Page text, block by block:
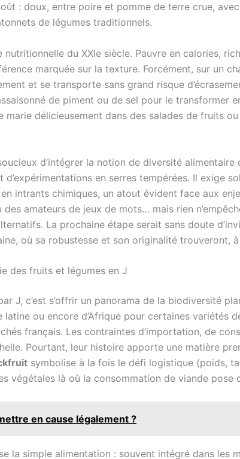
: doux, entre poire et pomme de terre crue,
de légumes traditionnels.
du XXIe siècle. Pauvre en calories,
marquée sur la texture. Forcément, sur un
et se transporte sans grand risque
de piment ou de sel pour le transformer
marie délicieusement dans des salades de fruits
d’intégrer la notion de diversité alimentaire
d’expérimentations en serres tempérées. Il exige
intrants chimiques, un atout évident face aux
amateurs de jeux de mots… mais rien
La prochaine étape serait sans doute
où sa robustesse et son originalité trouveront, à
des fruits et légumes en J
J, c’est s’offrir un panorama de la biodiversité
latine ou encore d’Afrique pour certaines variétés
français. Les contraintes d’importation, de
Pourtant, leur histoire apporte une matière
symbolise à la fois le défi logistique (poids,
végétales là où la consommation de viande pose
en cause légalement ?
la simple alimentation : souvent intégré dans les